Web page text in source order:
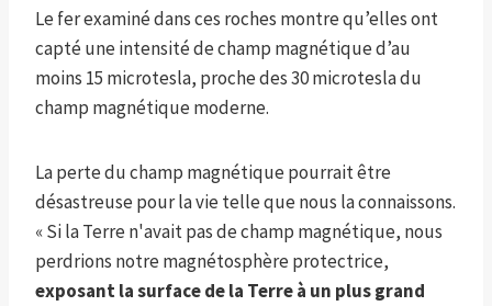
Le fer examiné dans ces roches montre qu’elles ont
capté une intensité de champ magnétique d’au
moins 15 microtesla, proche des 30 microtesla du
champ magnétique moderne.
La perte du champ magnétique pourrait être
désastreuse pour la vie telle que nous la connaissons.
« Si la Terre n'avait pas de champ magnétique, nous
perdrions notre magnétosphère protectrice,
exposant la surface de la Terre à un plus grand